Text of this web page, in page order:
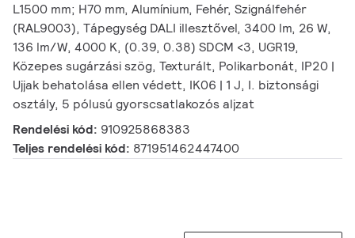
L1500 mm; H70 mm, Alumínium, Fehér, Szignálfehér
(RAL9003), Tápegység DALI illesztővel, 3400 lm, 26 W,
136 lm/W, 4000 K, (0.39, 0.38) SDCM <3, UGR19,
Közepes sugárzási szög, Texturált, Polikarbonát, IP20 |
Ujjak behatolása ellen védett, IK06 | 1 J, I. biztonsági
osztály, 5 pólusú gyorscsatlakozós aljzat
Rendelési kód: 910925868383
Teljes rendelési kód: 871951462447400